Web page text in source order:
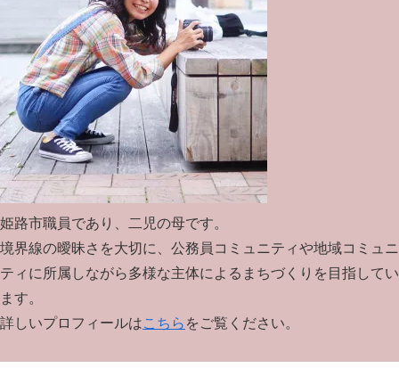
姫路市職員であり、二児の母です。
境界線の曖昧さを大切に、公務員コミュニティや地域コミュニ
ティに所属しながら多様な主体によるまちづくりを目指してい
ます。
詳しいプロフィールはこちら をご覧ください。